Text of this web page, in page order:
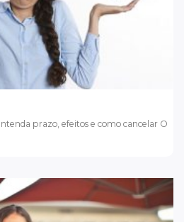
prazo, efeitos e como cancelar O